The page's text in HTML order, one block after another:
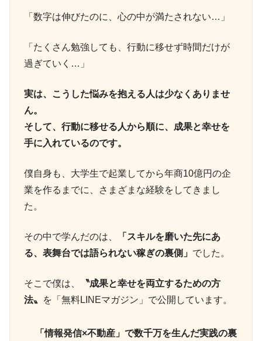
「数字は伸びたのに、心の中が満たされない…」
「たくさん勉強しても、行動に移せず時間だけが
過ぎていく…」
実は、こうした悩みを抱える人は少なくありませ
ん。
そして、行動に移せる人から順に、成果と幸せを
手に入れているのです。
僕自身も、大学生で起業してから年商10億円の企
業を作るまでに、さまざまな経験をしてきまし
た。
その中で学んだのは、
「スキルを磨いた先にあ
る、表舞台では語られない稼ぎの裏側」 でした。
そこで僕は、
〝成果と幸せを両立するための方
法〟
を「無料LINEマガジン」で公開しています。
「情報発信×不動産」で数千万を生んだ実践の裏